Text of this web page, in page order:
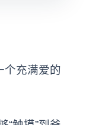
个充满爱的